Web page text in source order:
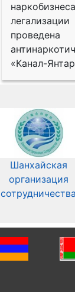
проведена
«Канал-
Шанхайская
организация
сотрудничества